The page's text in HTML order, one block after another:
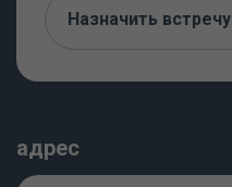
Назначить встречу
адрес